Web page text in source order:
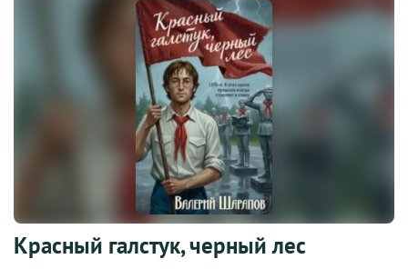
Красный галстук, черный лес